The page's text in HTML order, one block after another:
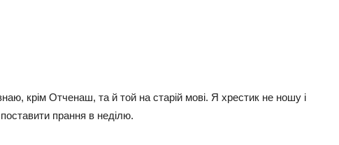
крім Отченаш, та й той на старій мові. Я хрестик не ношу і
прання в неділю.